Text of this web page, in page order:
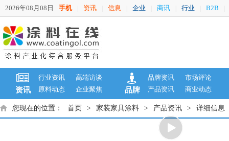
2026年08月08日 手机 资讯 信息 企业 商讯 行业 B2B
资讯
行业资讯
高端访谈
原料动态
企业聚焦 品牌
品牌资讯
市场评论
产品资讯
商业动态
您现在的位置： 首页 > 家装家具涂料 > 产品资讯 > 详细信息